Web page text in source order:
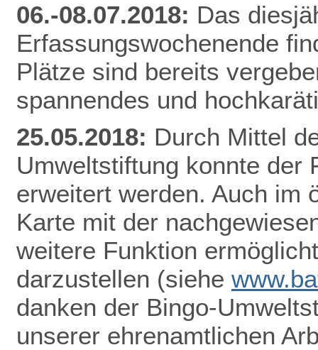
06.-08.07.2018: Das
Erfassungswochenende
Plätze sind bereits
spannendes und
25.05.2018: Durch Mittel
Umweltstiftung konnte der
erweitert werden. Auch im
Karte mit der
weitere Funktion
darzustellen (siehe
danken der Bingo-
unserer ehrenamtlichen